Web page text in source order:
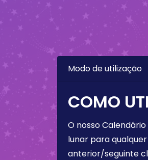
Modo de utilização
COMO
O nosso
lunar para
anterior/seguinte